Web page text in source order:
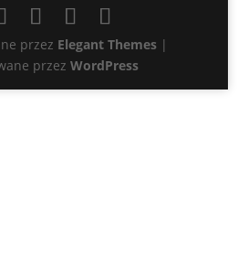
przez Elegant Themes |
przez WordPress